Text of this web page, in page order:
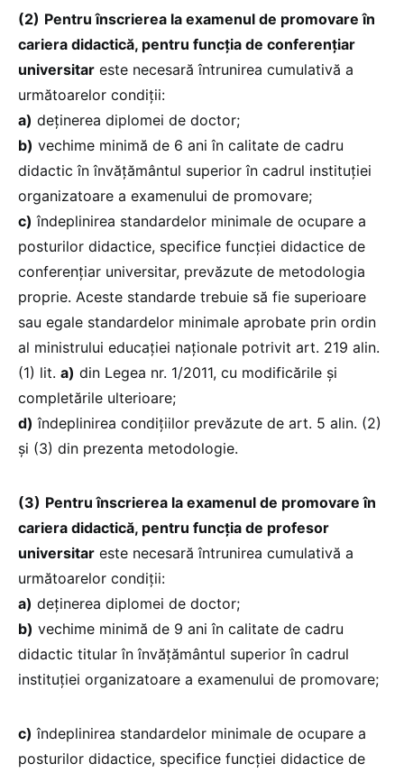
(2) Pentru înscrierea la examenul de promovare în
cariera didactică, pentru funcția de conferențiar
universitar este necesară întrunirea cumulativă a
următoarelor condiții:
a) deținerea diplomei de doctor;
b) vechime minimă de 6 ani în calitate de cadru
didactic în învățământul superior în cadrul instituției
organizatoare a examenului de promovare;
c) îndeplinirea standardelor minimale de ocupare a
posturilor didactice, specifice funcției didactice de
conferențiar universitar, prevăzute de metodologia
proprie. Aceste standarde trebuie să fie superioare
sau egale standardelor minimale aprobate prin ordin
al ministrului educației naționale potrivit art. 219 alin.
(1) lit. a) din Legea nr. 1/2011, cu modificările și
completările ulterioare;
d) îndeplinirea condițiilor prevăzute de art. 5 alin. (2)
și (3) din prezenta metodologie.
(3) Pentru înscrierea la examenul de promovare în
cariera didactică, pentru funcția de profesor
universitar este necesară întrunirea cumulativă a
următoarelor condiții:
a) deținerea diplomei de doctor;
b) vechime minimă de 9 ani în calitate de cadru
didactic titular în învățământul superior în cadrul
instituției organizatoare a examenului de promovare;
c) îndeplinirea standardelor minimale de ocupare a
posturilor didactice, specifice funcției didactice de